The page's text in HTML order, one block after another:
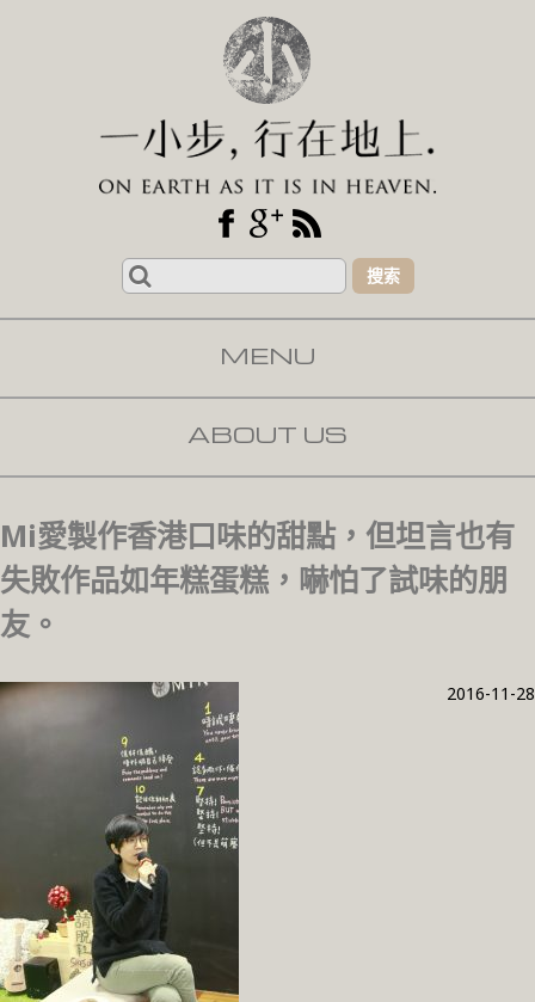
Search
for:
MENU
SKIP TO CONTENT
ABOUT US
Mi愛製作香港口味的甜點，但坦言也有
失敗作品如年糕蛋糕，嚇怕了試味的朋
友。
2016-11-28